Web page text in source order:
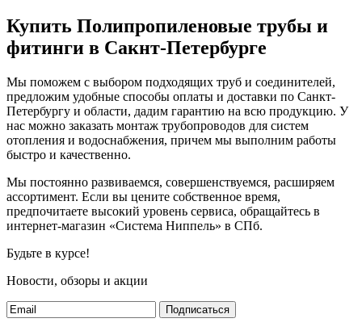
Купить Полипропиленовые трубы и
фитинги в Сакнт-Петербурге
Мы поможем с выбором подходящих труб и соединителей,
предложим удобные способы оплаты и доставки по Санкт-
Петербургу и области, дадим гарантию на всю продукцию. У
нас можно заказать монтаж трубопроводов для систем
отопления и водоснабжения, причем мы выполним работы
быстро и качественно.
Мы постоянно развиваемся, совершенствуемся, расширяем
ассортимент. Если вы цените собственное время,
предпочитаете высокий уровень сервиса, обращайтесь в
интернет-магазин «Система Ниппель» в СПб.
Будьте в курсе!
Новости, обзоры и акции
Подписаться